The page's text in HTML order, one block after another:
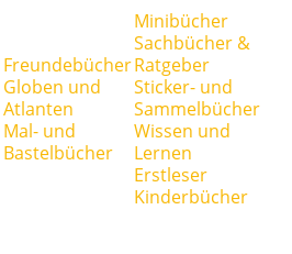
Freundebücher
Globen und
Atlanten
Mal- und
Bastelbücher
Minibücher
Sachbücher &
Ratgeber
Sticker- und
Sammelbücher
Wissen und
Lernen
Erstleser
Kinderbücher